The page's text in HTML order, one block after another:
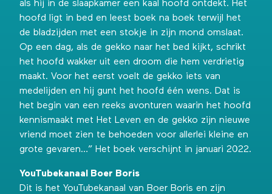
als hij in de slaapkamer een kaal hoofd ontdekt. Het
hoofd ligt in bed en leest boek na boek terwijl het
de bladzijden met een stokje in zijn mond omslaat.
Op een dag, als de gekko naar het bed kijkt, schrikt
het hoofd wakker uit een droom die hem verdrietig
maakt. Voor het eerst voelt de gekko iets van
medelijden en hij gunt het hoofd één wens. Dat is
het begin van een reeks avonturen waarin het hoofd
kennismaakt met Het Leven en de gekko zijn nieuwe
vriend moet zien te behoeden voor allerlei kleine en
grote gevaren…” Het boek verschijnt in januari 2022.
YouTubekanaal Boer Boris
Dit is het YouTubekanaal van Boer Boris en zijn